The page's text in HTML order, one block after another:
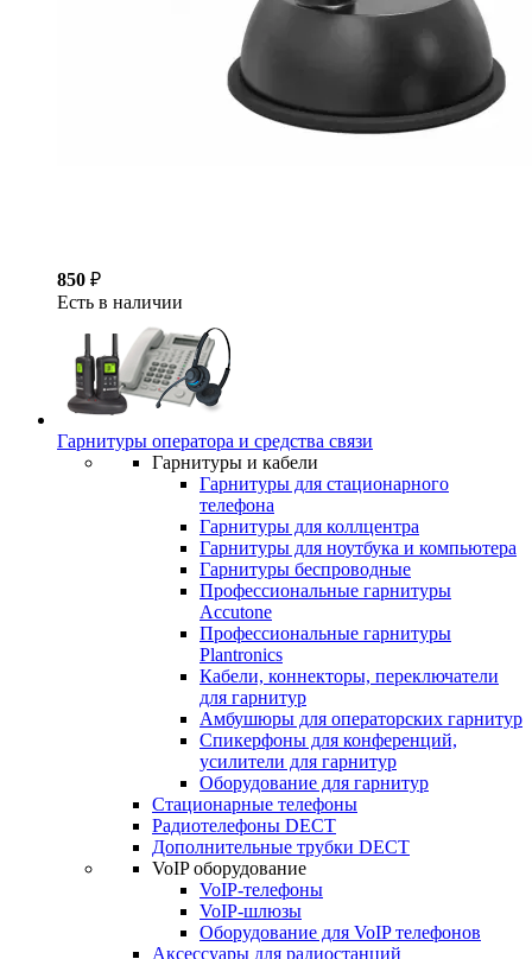
850 ₽
Есть в наличии
Гарнитуры оператора и средства связи
Гарнитуры и кабели
Гарнитуры для стационарного
телефона
Гарнитуры для коллцентра
Гарнитуры для ноутбука и компьютера
Гарнитуры беспроводные
Профессиональные гарнитуры
Accutone
Профессиональные гарнитуры
Plantronics
Кабели, коннекторы, переключатели
для гарнитур
Амбушюры для операторских гарнитур
Cпикерфоны для конференций,
усилители для гарнитур
Оборудование для гарнитур
Стационарные телефоны
Радиотелефоны DECT
Дополнительные трубки DECT
VoIP оборудование
VoIP-телефоны
VoIP-шлюзы
Оборудование для VoIP телефонов
Аксессуары для радиостанций